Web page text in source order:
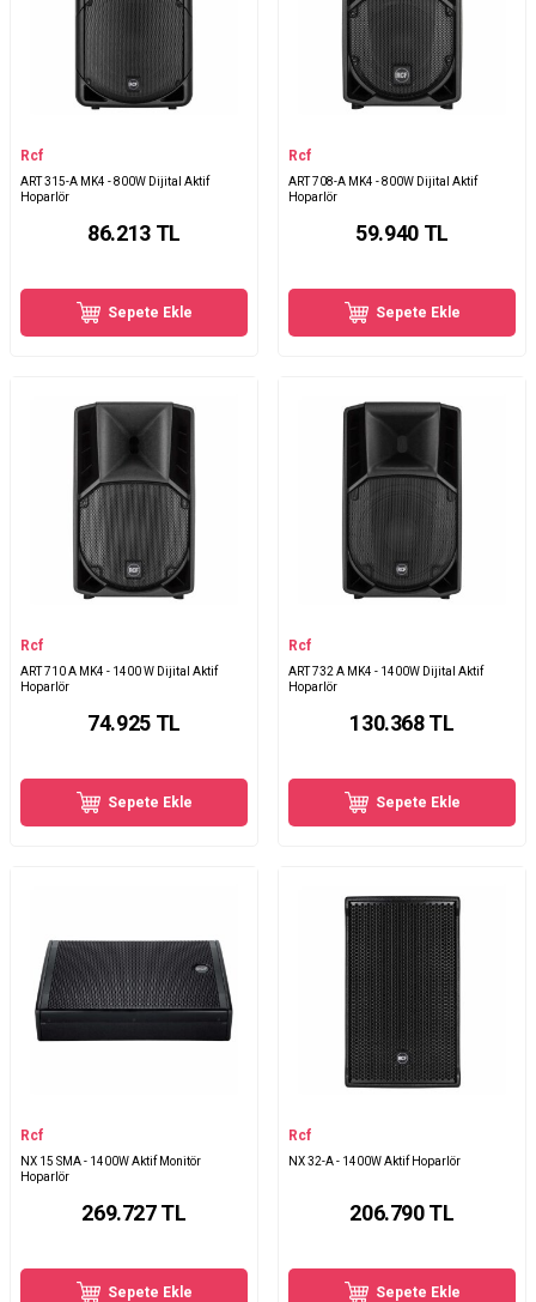
Rcf
ART 315-A MK4 - 800W Dijital Aktif
Hoparlör
86.213TL
Sepete Ekle
Rcf
ART 708-A MK4 - 800W Dijital Aktif
Hoparlör
59.940TL
Sepete Ekle
Rcf
ART 710 A MK4 - 1400 W Dijital Aktif
Hoparlör
74.925TL
Sepete Ekle
Rcf
ART 732 A MK4 - 1400W Dijital Aktif
Hoparlör
130.368TL
Sepete Ekle
Rcf
NX 15 SMA - 1400W Aktif Monitör
Hoparlör
269.727TL
Sepete Ekle
Rcf
NX 32-A - 1400W Aktif Hoparlör
206.790TL
Sepete Ekle